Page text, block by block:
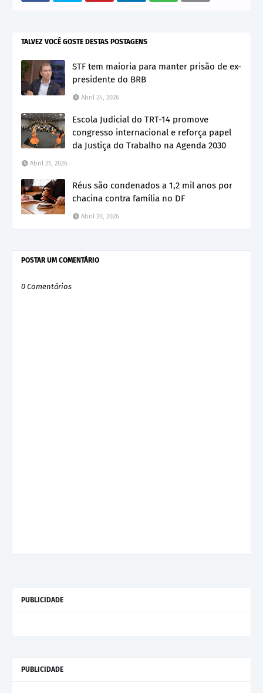
TALVEZ VOCÊ GOSTE DESTAS POSTAGENS
STF tem maioria para manter prisão de ex-
presidente do BRB
Abril 24, 2026
Escola Judicial do TRT-14 promove
congresso internacional e reforça papel
da Justiça do Trabalho na Agenda 2030
Abril 21, 2026
Réus são condenados a 1,2 mil anos por
chacina contra família no DF
Abril 20, 2026
POSTAR UM COMENTÁRIO
0 Comentários
PUBLICIDADE
PUBLICIDADE